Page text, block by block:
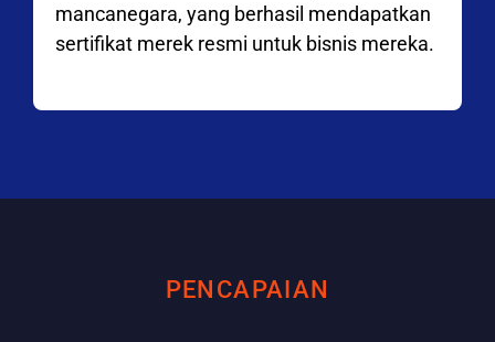
mancanegara, yang berhasil mendapatkan
sertifikat merek resmi untuk bisnis mereka.
PENCAPAIAN